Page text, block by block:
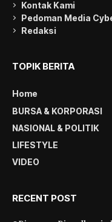
Kontak Kami
Pedoman Media
Redaksi
TOPIK BERITA
Home
BURSA & KORPORASI
NASIONAL & POLITIK
LIFESTYLE
VIDEO
RECENT POST